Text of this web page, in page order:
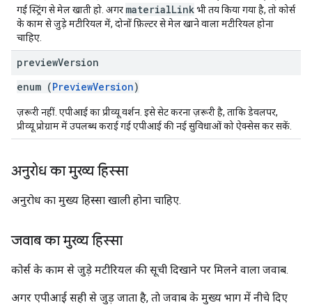
गई स्ट्रिंग से मेल खाती हो. अगर materialLink भी तय किया गया है, तो कोर्स
के काम से जुड़े मटीरियल में, दोनों फ़िल्टर से मेल खाने वाला मटीरियल होना
चाहिए.
previewVersion
enum (PreviewVersion)
ज़रूरी नहीं. एपीआई का प्रीव्यू वर्शन. इसे सेट करना ज़रूरी है, ताकि डेवलपर,
प्रीव्यू प्रोग्राम में उपलब्ध कराई गई एपीआई की नई सुविधाओं को ऐक्सेस कर सकें.
अनुरोध का मुख्य हिस्सा
अनुरोध का मुख्य हिस्सा खाली होना चाहिए.
जवाब का मुख्य हिस्सा
कोर्स के काम से जुड़े मटीरियल की सूची दिखाने पर मिलने वाला जवाब.
अगर एपीआई सही से जुड़ जाता है, ताे जवाब के मुख्य भाग में नीचे दिए